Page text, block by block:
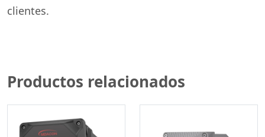
clientes.
Productos relacionados